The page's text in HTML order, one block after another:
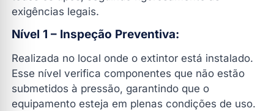
exigências legais.
Nível 1 – Inspeção Preventiva:
Realizada no local onde o extintor está instalado.
Esse nível verifica componentes que não estão
submetidos à pressão, garantindo que o
equipamento esteja em plenas condições de uso.